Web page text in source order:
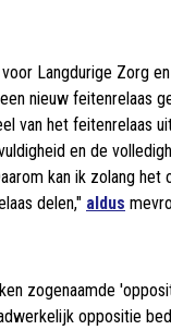
voor Langdurige Zorg
nieuw feitenrelaas
van het feitenrelaas
en de
kan ik zolang het
delen," aldus
zogenaamde
oppositie